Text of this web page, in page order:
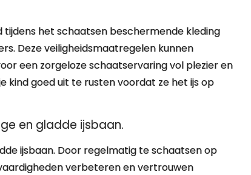
het schaatsen beschermende kleding
Deze veiligheidsmaatregelen kunnen
een zorgeloze schaatservaring vol plezier en
kind goed uit te rusten voordat ze het ijs op
en gladde ijsbaan.
ijsbaan. Door regelmatig te schaatsen op
verbeteren en vertrouwen